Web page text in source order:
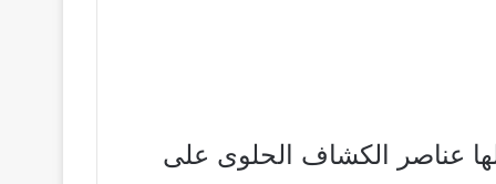
عناصر الكشاف الحلوى على